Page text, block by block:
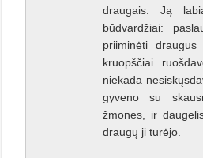
draugais. Ją
būdvardžiai:
priiminėti
kruopščiai
niekada
gyveno su
žmones, ir
draugų ji turėjo.